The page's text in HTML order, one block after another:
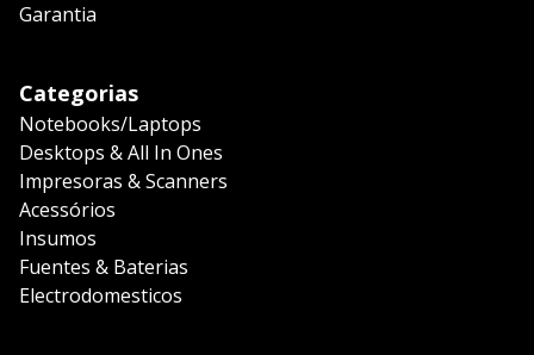
Garantia
Categorias
Notebooks/Laptops
Desktops & All In Ones
Impresoras & Scanners
Acessórios
Insumos
Fuentes & Baterias
Electrodomesticos